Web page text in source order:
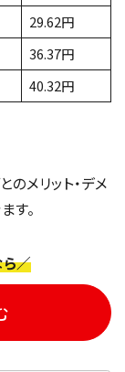
29.62円
36.37円
40.32円
のメリット・デメ
す。
／